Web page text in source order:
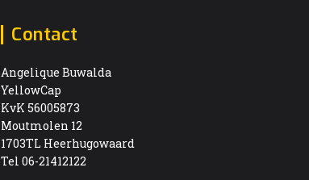
Contact
Angelique Buwalda
YellowCap
KvK 56005873
Moutmolen 12
1703TL Heerhugowaard
Tel 06-21412122